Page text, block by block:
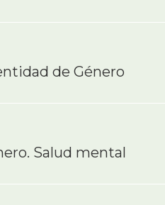
de Género
Salud mental